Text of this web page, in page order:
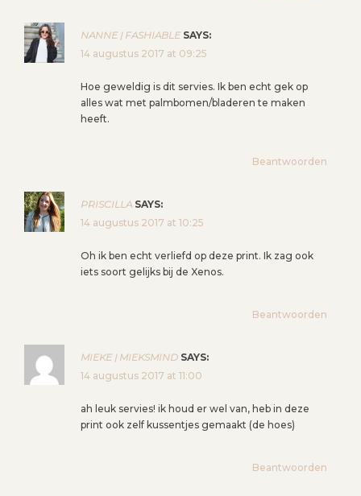
NANNE | FASHIABLE SAYS:
14 augustus 2017 at 09:25
Hoe geweldig is dit servies. Ik ben echt gek op
alles wat met palmbomen/bladeren te maken
heeft.
Beantwoorden
PRISCILLA SAYS:
14 augustus 2017 at 10:25
Oh ik ben echt verliefd op deze print. Ik zag ook
iets soort gelijks bij de Xenos.
Beantwoorden
MIEKE | MIEKSMIND SAYS:
14 augustus 2017 at 11:00
ah leuk servies! ik houd er wel van, heb in deze
print ook zelf kussentjes gemaakt (de hoes)
Beantwoorden